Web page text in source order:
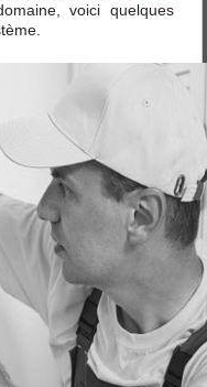
voici quelques